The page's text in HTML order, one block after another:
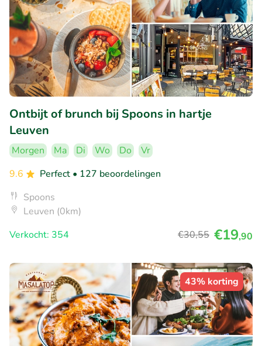
Ontbijt of brunch bij Spoons in hartje
Leuven
Morgen Ma Di Wo Do
Vr
9.6
Perfect • 127 beoordelingen
Spoons
Leuven (0km)
Verkocht: 354
€30,55 €19,90
43% korting